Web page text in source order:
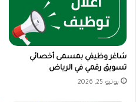
شاغر وظيفي بمسمى أخصائي
تسويق رقمي في الرياض
يونيو 25, 2026